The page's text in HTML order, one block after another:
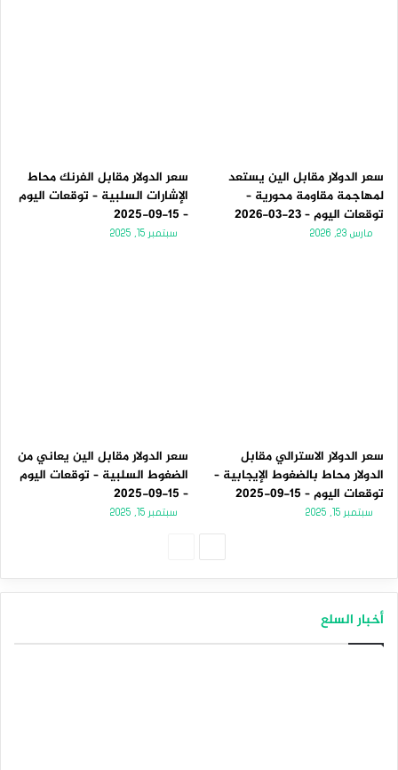
سعر الدولار مقابل الين يستعد
لمهاجمة مقاومة محورية –
توقعات اليوم – 23-03-2026
مارس 23, 2026
سعر الدولار مقابل الفرنك محاط
الإشارات السلبية – توقعات اليوم
– 15-09-2025
سبتمبر 15, 2025
سعر الدولار الاسترالي مقابل
الدولار محاط بالضغوط الإيجابية –
توقعات اليوم – 15-09-2025
سبتمبر 15, 2025
سعر الدولار مقابل الين يعاني من
الضغوط السلبية – توقعات اليوم
– 15-09-2025
سبتمبر 15, 2025
أخبار السلع